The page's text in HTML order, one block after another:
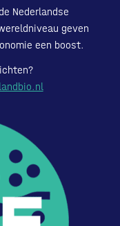
Nederlandse
geven
een boost.